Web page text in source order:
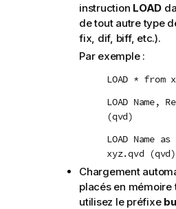
instruction LOAD
de tout autre type
fix dif, biff, etc.).
Par exemple :
LOAD * from
LOAD Name,
(qvd)
LOAD Name
xyz.qvd (qvd)
Chargement
placés en mémoire
utilisez le préfixe